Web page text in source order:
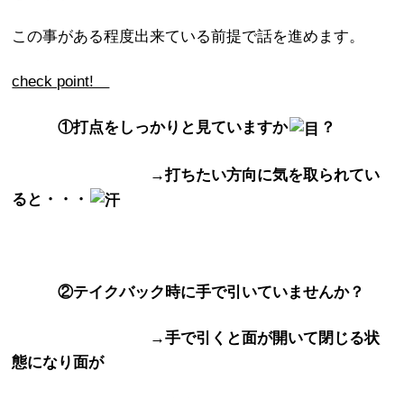
この事がある程度出来ている前提で話を進めます。
check point!
①打点をしっかりと見ていますか ？
→打ちたい方向に気を取られてい
ると・・・
②テイクバック時に手で引いていませんか？
→手で引くと面が開いて閉じる状
態になり面が